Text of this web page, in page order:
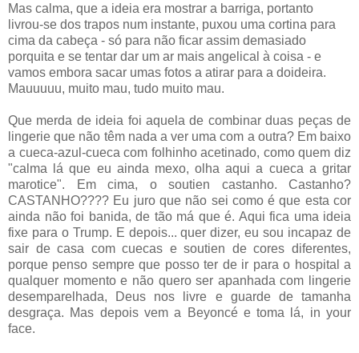
Mas calma, que a ideia era mostrar a barriga, portanto
livrou-se dos trapos num instante, puxou uma cortina para
cima da cabeça - só para não ficar assim demasiado
porquita e se tentar dar um ar mais angelical à coisa - e
vamos embora sacar umas fotos a atirar para a doideira.
Mauuuuu, muito mau, tudo muito mau.
Que merda de ideia foi aquela de combinar duas peças de
lingerie que não têm nada a ver uma com a outra? Em baixo
a cueca-azul-cueca com folhinho acetinado, como quem diz
"calma lá que eu ainda mexo, olha aqui a cueca a gritar
marotice". Em cima, o soutien castanho. Castanho?
CASTANHO???? Eu juro que não sei como é que esta cor
ainda não foi banida, de tão má que é. Aqui fica uma ideia
fixe para o Trump. E depois... quer dizer, eu sou incapaz de
sair de casa com cuecas e soutien de cores diferentes,
porque penso sempre que posso ter de ir para o hospital a
qualquer momento e não quero ser apanhada com lingerie
desemparelhada, Deus nos livre e guarde de tamanha
desgraça. Mas depois vem a Beyoncé e toma lá, in your
face.